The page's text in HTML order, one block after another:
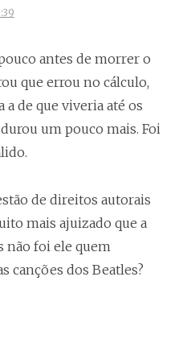
antes de morrer o
que errou no cálculo,
a de que viveria até os
um pouco mais. Foi
de direitos autorais
mais ajuizado que a
não foi ele quem
canções dos Beatles?